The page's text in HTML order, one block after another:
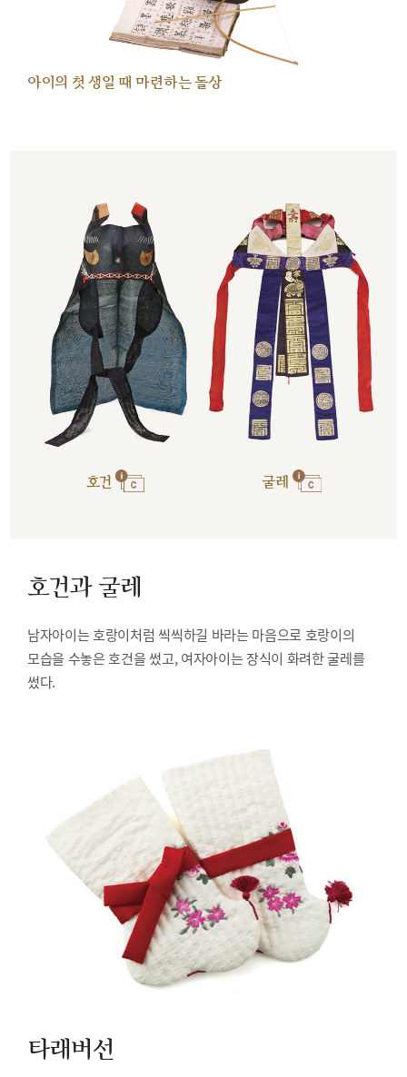
아이의 첫 생일 때 마련하는 돌상
호건 굴레
호건과 굴레
남자아이는 호랑이처럼 씩씩하길 바라는 마음으로 호랑이의
모습을 수놓은 호건을 썼고, 여자아이는 장식이 화려한 굴레를
썼다.
타래버선